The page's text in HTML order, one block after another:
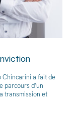
Chincarini a fait de
parcours d’un
transmission et